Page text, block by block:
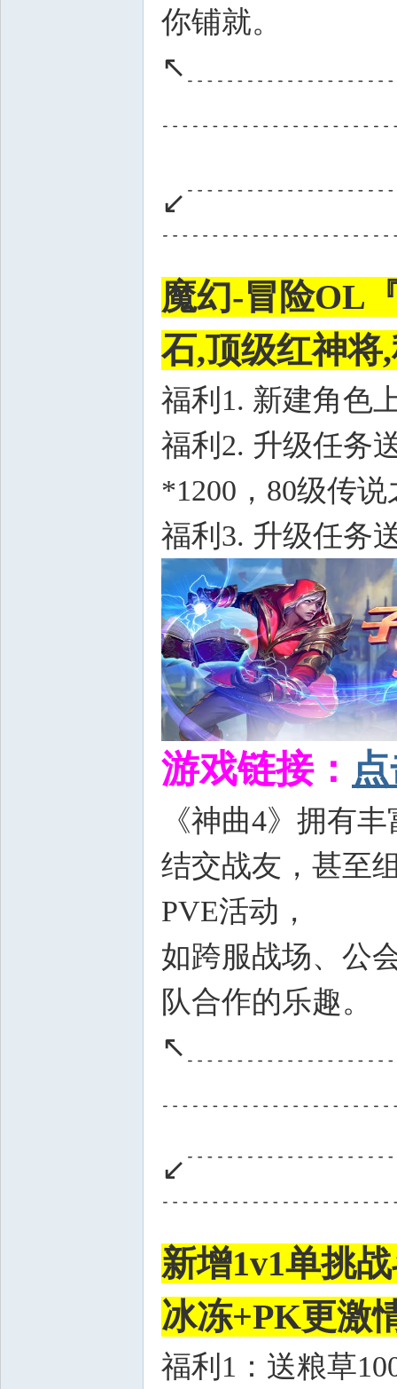
你铺就。
魔幻-冒险OL
石,顶级红神将
福利1. 新建角色
福利2. 升级任务
*1200，80级传
福利3. 升级任务
游戏链接：
《神曲4》拥有
结交战友，甚至
PVE活动，
如跨服战场、公
队合作的乐趣。
新增1v1单挑
冰冻+PK更激
福利1：送粮草